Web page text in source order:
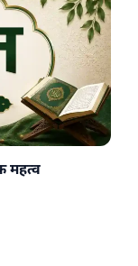
महत्व